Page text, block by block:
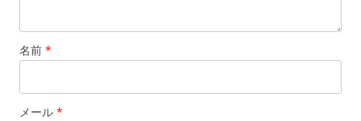
名前 *
メール *